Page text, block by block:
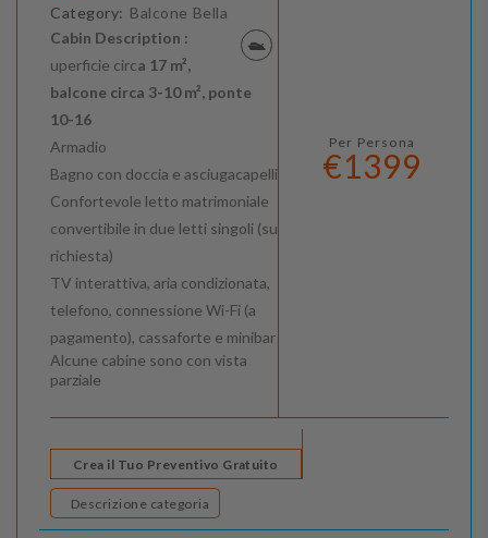
Category: Balcone Bella
Cabin Description :
uperficie circa 17 m²,
balcone circa 3-10 m², ponte
10-16
Armadio
Bagno con doccia e asciugacapelli
Confortevole letto matrimoniale
convertibile in due letti singoli (su
richiesta)
TV interattiva, aria condizionata,
telefono, connessione Wi-Fi (a
pagamento), cassaforte e minibar
Alcune cabine sono con vista
parziale
Per Persona
€1399
Crea il Tuo Preventivo Gratuito
Descrizione categoria